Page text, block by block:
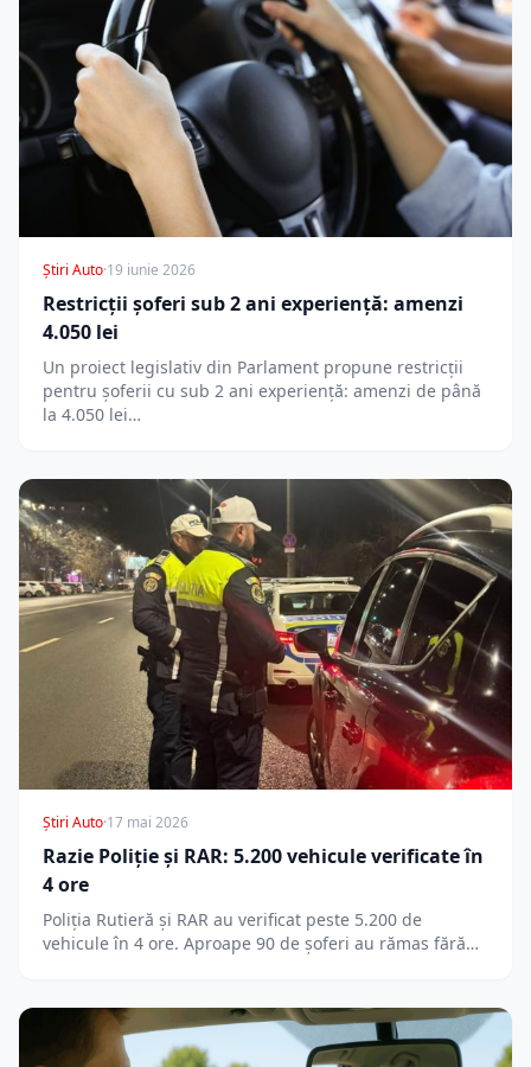
Știri Auto·19 iunie 2026
Restricții șoferi sub 2 ani experiență: amenzi
4.050 lei
Un proiect legislativ din Parlament propune restricții
pentru șoferii cu sub 2 ani experiență: amenzi de până
la 4.050 lei…
Știri Auto·17 mai 2026
Razie Poliție și RAR: 5.200 vehicule verificate în
4 ore
Poliția Rutieră și RAR au verificat peste 5.200 de
vehicule în 4 ore. Aproape 90 de șoferi au rămas fără…